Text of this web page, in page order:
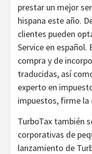
prestar un mejor
hispana este año.
clientes pueden
Service en español.
compra y de
traducidas, así
experto en
impuestos, firme la
TurboTax también
corporativas de
lanzamiento de